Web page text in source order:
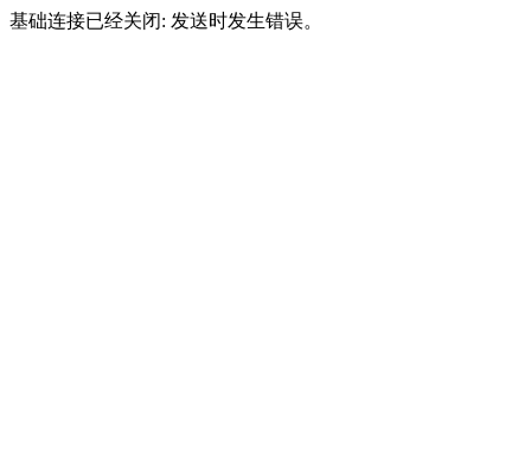
基础连接已经关闭: 发送时发生错误。